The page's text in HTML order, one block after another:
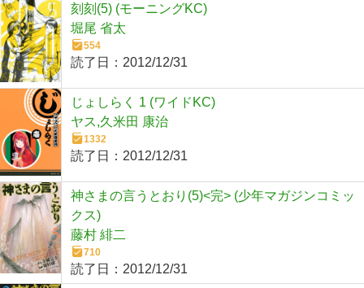
刻刻(5) (モーニングKC)
堀尾 省太
554
読了日： 2012/12/31
じょしらく 1 (ワイドKC)
ヤス,久米田 康治
1332
読了日： 2012/12/31
神さまの言うとおり(5)<完> (少年マガジンコミッ
クス)
藤村 緋二
710
読了日： 2012/12/31